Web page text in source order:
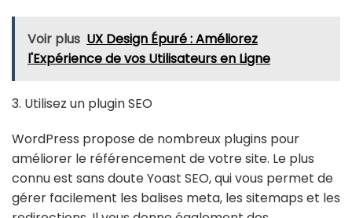
Voir plus UX Design Épuré : Améliorez
l'Expérience de vos Utilisateurs en Ligne
3. Utilisez un plugin SEO
WordPress propose de nombreux plugins pour
améliorer le référencement de votre site. Le plus
connu est sans doute Yoast SEO, qui vous permet de
gérer facilement les balises meta, les sitemaps et les